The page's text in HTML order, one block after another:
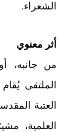
الشعراء.
أثر معنوي
من جانبه،
الملتقى
العتبة
العلمية،